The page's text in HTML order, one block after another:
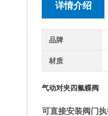
详情介绍
品牌
材质
气动对夹四氟蝶阀
可直接安装阀门